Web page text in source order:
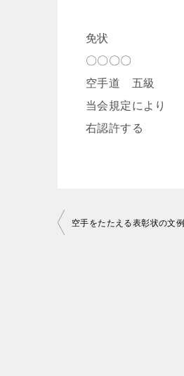
免状
〇〇〇〇
空手道 五級
当会規定により
右認許する
投
空手をたたえる表彰状の文例